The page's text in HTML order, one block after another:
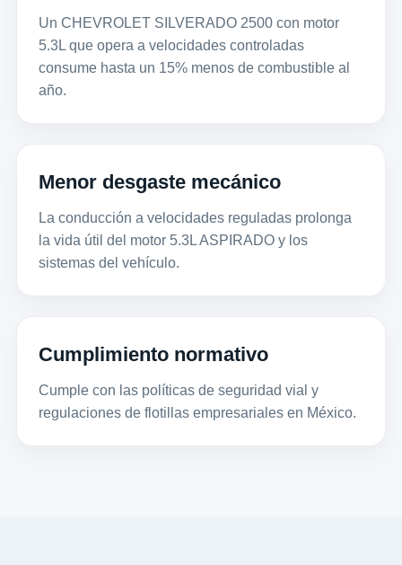
Un CHEVROLET SILVERADO 2500 con motor
5.3L que opera a velocidades controladas
consume hasta un 15% menos de combustible al
año.
Menor desgaste mecánico
La conducción a velocidades reguladas prolonga
la vida útil del motor 5.3L ASPIRADO y los
sistemas del vehículo.
Cumplimiento normativo
Cumple con las políticas de seguridad vial y
regulaciones de flotillas empresariales en México.